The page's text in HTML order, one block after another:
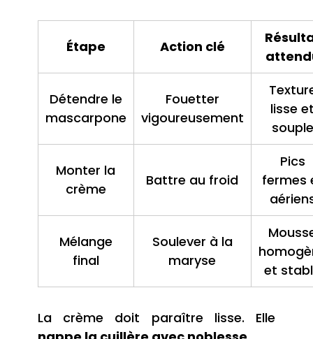
Étape Action clé
Détendre le
mascarpone
Fouetter
vigoureusement
lisse
souple
Monter la
crème
Battre au froid
Pics
fermes
Mélange
final
Soulever à la
maryse
et
La crème doit paraître lisse. Elle